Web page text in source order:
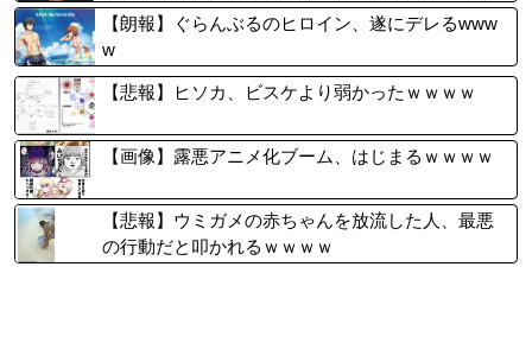
いね
【朗報】ぐらんぶるのヒロイン、遂にデレるwww
w
【悲報】ヒソカ、ビスケより弱かったｗｗｗｗ
【画像】露悪アニメ化ブーム、はじまるｗｗｗｗ
【悲報】ウミガメの赤ちゃんを放流した人、最悪
の行動だと叩かれるｗｗｗｗ